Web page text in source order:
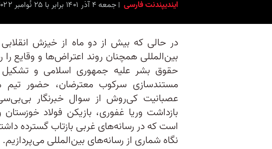
ایندیپندنت فارسی جمعه ۴ آذر ۱۴۰۱ برابر با ۲۵ نُوامبر ۲۰۲۲ ۱۳:۳۰
در حالی که بیش از دو ماه از خیزش انقلابی
بین‌المللی همچنان روند اعتراض‌ها و وقایع
حقوق بشر علیه جمهوری اسلامی و
مستندسازی سرکوب معترضان، حضور تیم
عصبانیت کی‌روش از سوال خبرنگار
بازداشت وریا غفوری، بازیکن فولاد
است که در رسانه‌های غربی بازتاب گسترده
نگاه شماری از رسانه‌های بین‌المللی می‌پردازیم.